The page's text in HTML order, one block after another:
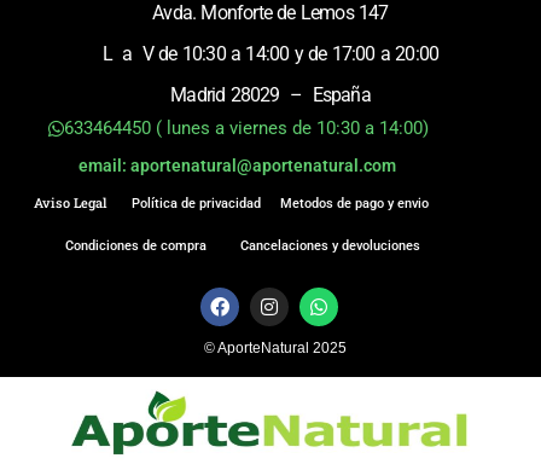
Avda. Monforte de Lemos 147
L a V de 10:30 a 14:00 y de 17:00 a 20:00
Madrid 28029 – España
633464450 ( lunes a viernes de 10:30 a 14:00)
email: aportenatural@aportenatural.com
Aviso Legal Política de privacidad
Condiciones de compra
Metodos de pago y envio
Cancelaciones y devoluciones
F
a
e
b
o
k
I
n
t
a
r
a
m
W
h
t
s
p
© AporteNatural 2025